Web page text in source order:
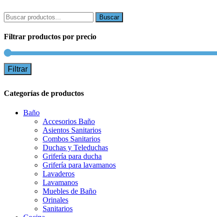
Buscar:
Filtrar productos por precio
Filtrar
Categorías de productos
Baño
Accesorios Baño
Asientos Sanitarios
Combos Sanitarios
Duchas y Teleduchas
Grifería para ducha
Grifería para lavamanos
Lavaderos
Lavamanos
Muebles de Baño
Orinales
Sanitarios